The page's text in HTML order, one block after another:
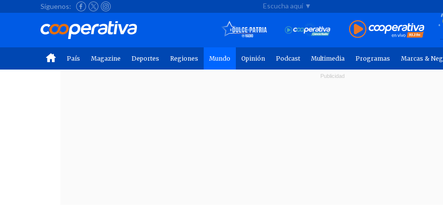
Síguenos: Escucha aquí ▼
País Magazine Deportes Regiones Mundo Opinión Podcast Multimedia Programas Marcas &